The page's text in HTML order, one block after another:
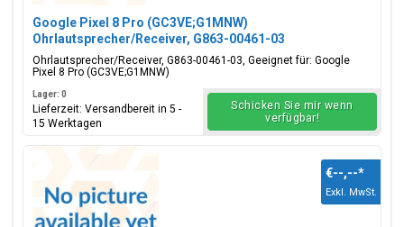
Google Pixel 8 Pro (GC3VE;G1MNW)
Ohrlautsprecher/Receiver, G863-00461-03
Ohrlautsprecher/Receiver, G863-00461-03, Geeignet für: Google
Pixel 8 Pro (GC3VE;G1MNW)
Lager: 0
Lieferzeit: Versandbereit in 5 -
15 Werktagen
Schicken Sie mir wenn
verfügbar!
€--,--*
Exkl. MwSt.